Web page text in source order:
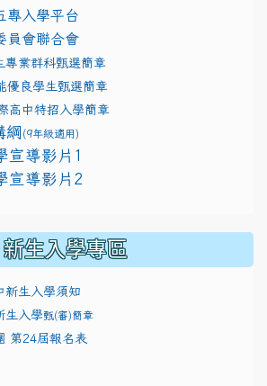
專入學平台
員會聯合會
專業群科甄選簡章
優良學生甄選簡章
高中特招入學簡章
綱 (9年級適用)
presentation/d/
宣導影片1
presentation/d/
宣導影片2
新生入學專區
新生入學須知
生入學甄(審)簡章
第24屆報名表